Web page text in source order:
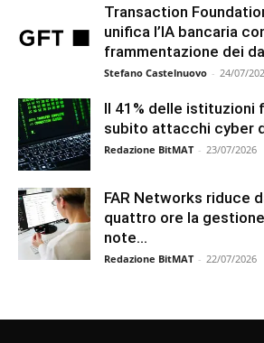
Transaction
unifica l’IA bancaria
frammentazione dei
Stefano Castelnuovo - 24/07/
Il 41% delle istituzioni
subito attacchi cyber
Redazione BitMAT - 23/07/2026
FAR Networks riduce
quattro ore la
note...
Redazione BitMAT - 22/07/2026